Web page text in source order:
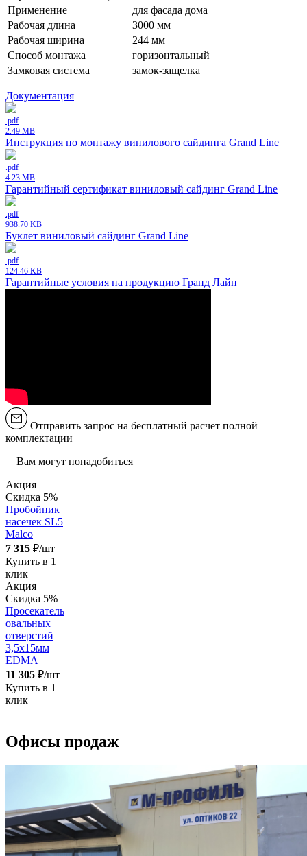
Применение
для фасада дома
Рабочая длина
3000 мм
Рабочая ширина
244 мм
Способ монтажа
горизонтальный
Замковая система
замок-защелка
Документация
.pdf
2.49 MB
Инструкция по монтажу винилового сайдинга Grand Line
.pdf
4.23 MB
Гарантийный сертификат виниловый сайдинг Grand Line
.pdf
938.70 KB
Буклет виниловый сайдинг Grand Line
.pdf
124.46 KB
Гарантийные условия на продукцию Гранд Лайн
Отправить запрос на бесплатный расчет полной
комплектации
Вам могут понадобиться
Акция
Скидка 5%
Пробойник
насечек SL5
Malco
7 315 ₽/шт
Купить в 1
клик
Акция
Скидка 5%
Просекатель
овальных
отверстий
3,5х15мм
EDMA
11 305 ₽/шт
Купить в 1
клик
Офисы продаж